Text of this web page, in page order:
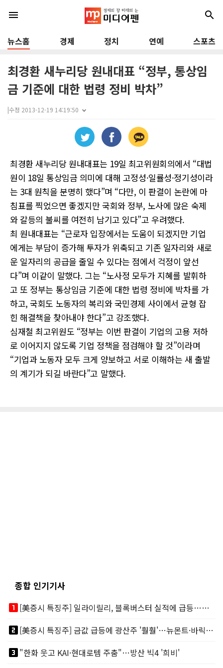
menu search
뉴스홈 경제 정치 연예 스포츠
최경환 새누리당 원내대표 “정부, 통상임
금 기준에 대한 법령 정비 박차”
|수정 2013-12-19 14:19:50
최경환 새누리당 원내대표는 19일 최고위원회의에서 “대법
원이 18일 통상임금 의미에 대해 고정성·일률성·정기성이라
는 3대 원칙을 분명히 했다”며 “다만, 이 판결이 논란에 마
침표를 찍었으면 좋겠지만 국회와 정부, 노사에 많은 숙제
와 갈등의 불씨를 여전히 남기고 있다”고 우려했다.
최 원내대표는 “근로자 입장에서는 도움이 되겠지만 기업
에게는 부담이 증가해 투자가 위축되고 기존 일자리와 새로
운 일자리의 공급을 줄일 수 있다는 점에서 걱정이 앞선
다”며 이같이 말했다. 그는 “노사정 모두가 지혜를 발휘하
고 또 정부는 통상임금 기준에 대한 법령 정비에 박차를 가
하고, 국회도 노동자의 복리와 국민경제 사이에서 균형 잡
힌 해결책을 찾아내야 한다”고 강조했다.
심재철 최고위원도 “정부는 이번 판결이 기업의 고용 저하
로 이어지지 않도록 기업 정책을 점검해야 할 것”이라며
“기업과 노동자 모두 크게 양보하고 서로 이해하는 새 출발
의 계기가 되길 바란다”고 말했다.
종합 인기기사
looks_one
[美증시 특징주] 일라이릴리, 블록버스터 실적에 급등…마운자로 매출 폭발
looks_two
[美증시 특징주] 금값 급등에 광산주 '훨훨'…뉴몬트·바릭마이닝 주도
looks_3"한화 웃고 KAI·현대로템 주춤"…방산 빅4 '희비'